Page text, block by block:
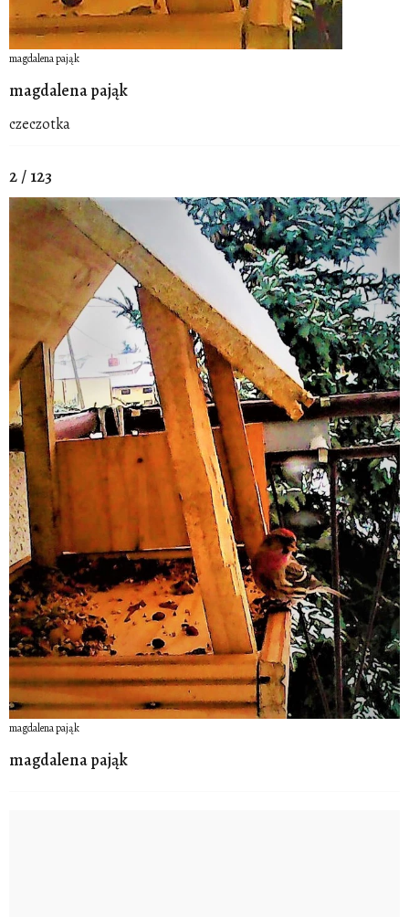
magdalena pająk
magdalena pająk
czeczotka
2 / 123
magdalena pająk
magdalena pająk